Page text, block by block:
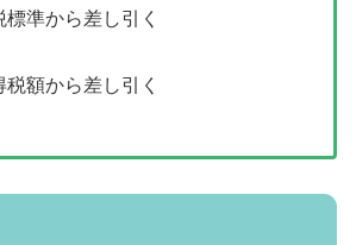
準から差し引く
額から差し引く